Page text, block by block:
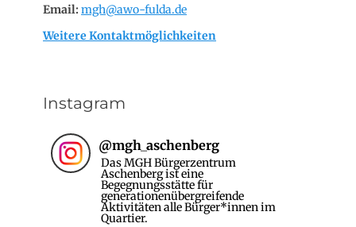
Email: mgh@awo-fulda.de
Weitere Kontaktmöglichkeiten
Instagram
@mgh_aschenberg
Das MGH Bürgerzentrum
Aschenberg ist eine
Begegnungsstätte für
generationenübergreifende
Aktivitäten alle Bürger*innen im
Quartier.